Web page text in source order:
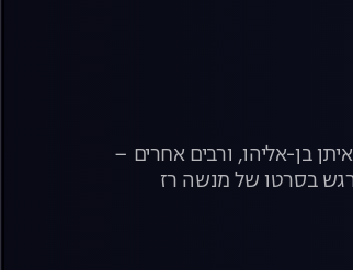
בן-אליהו, ורבים אחרים –
בסרטו של מנשה רז